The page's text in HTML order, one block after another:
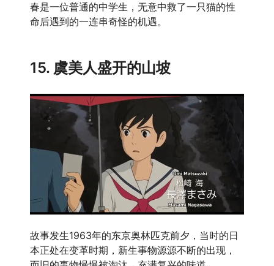
春是一位普通的中学生，无意中救了一只猫的性
命后遇到的一连串奇怪的机遇。
15. 虞美人盛开的山坡
故事发生1963年的东京奥林匹克前夕，当时的日
本正处在变革时期，新生事物源源不断的出现，